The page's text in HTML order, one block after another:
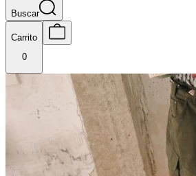
Buscar
Carrito
0